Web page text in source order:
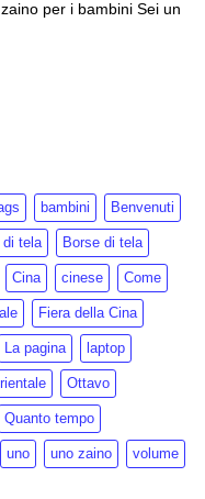
per i bambini Sei un
bambini Benvenuti
di tela Borse di tela
Cina cinese Come
Fiera della Cina
La pagina laptop
Ottavo
Quanto tempo
uno uno zaino volume